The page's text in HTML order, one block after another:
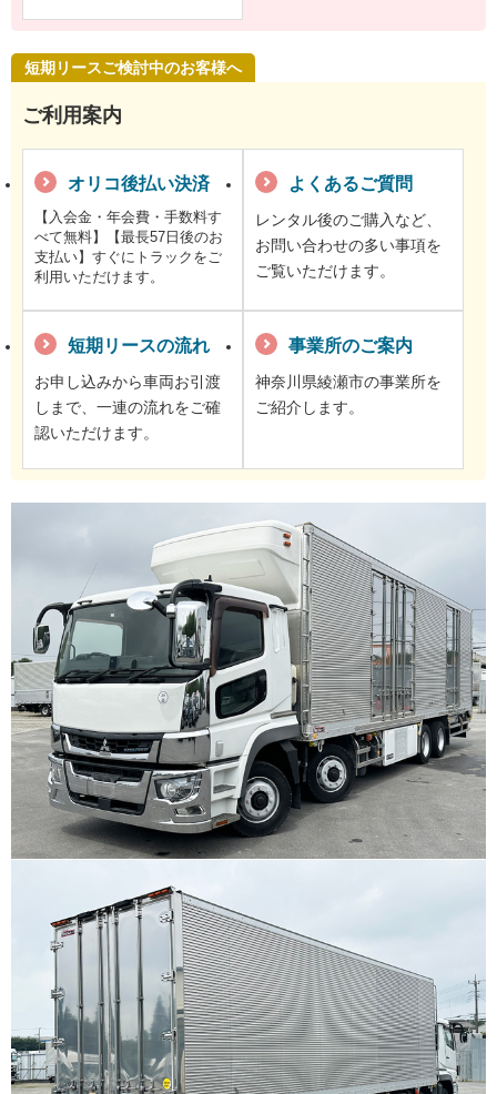
短期リースご検討中のお客様へ
ご利用案内
オリコ後払い決済
【入会金・年会費・手数料す
べて無料】【最長57日後のお
支払い】すぐにトラックをご
利用いただけます。
よくあるご質問
レンタル後のご購入など、
お問い合わせの多い事項を
ご覧いただけます。
短期リースの流れ
お申し込みから車両お引渡
しまで、一連の流れをご確
認いただけます。
事業所のご案内
神奈川県綾瀬市の事業所を
ご紹介します。